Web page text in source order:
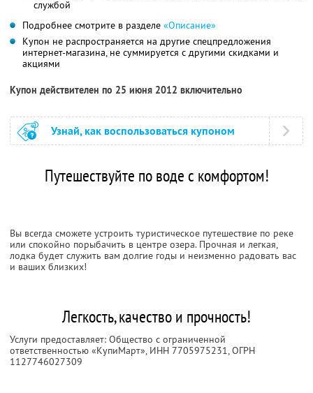
службой
Подробнее смотрите в разделе «Описание»
Купон не распространяется на другие спецпредложения
интернет-магазина, не суммируется с другими скидками и
акциями
Купон действителен по 25 июня 2012 включительно
Узнай, как воспользоваться купоном
Путешествуйте по воде с комфортом!
Вы всегда сможете устроить туристическое путешествие по реке
или спокойно порыбачить в центре озера. Прочная и легкая,
лодка будет служить вам долгие годы и неизменно радовать вас
и ваших близких!
Легкость, качество и прочность!
Услуги предоставляет: Общество с ограниченной
ответственностью «КупиМарт», ИНН 7705975231, ОГРН
1127746027309